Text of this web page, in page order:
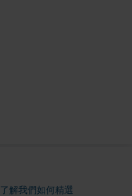
了解我們如何精選